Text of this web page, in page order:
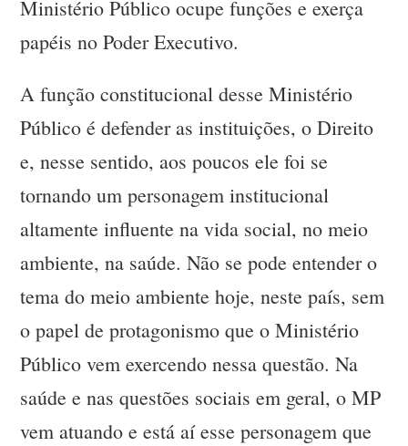
Ministério Público ocupe funções e exerça
papéis no Poder Executivo.
A função constitucional desse Ministério
Público é defender as instituições, o Direito
e, nesse sentido, aos poucos ele foi se
tornando um personagem institucional
altamente influente na vida social, no meio
ambiente, na saúde. Não se pode entender o
tema do meio ambiente hoje, neste país, sem
o papel de protagonismo que o Ministério
Público vem exercendo nessa questão. Na
saúde e nas questões sociais em geral, o MP
vem atuando e está aí esse personagem que